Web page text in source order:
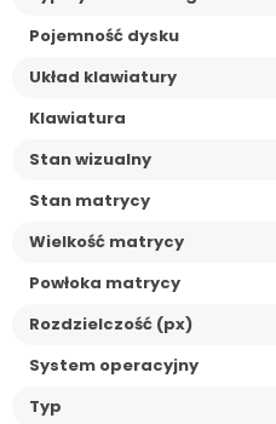
Pojemność dysku
Układ klawiatury
Klawiatura
Stan wizualny
Stan matrycy
Wielkość matrycy
Powłoka matrycy
Rozdzielczość (px)
System operacyjny
Typ